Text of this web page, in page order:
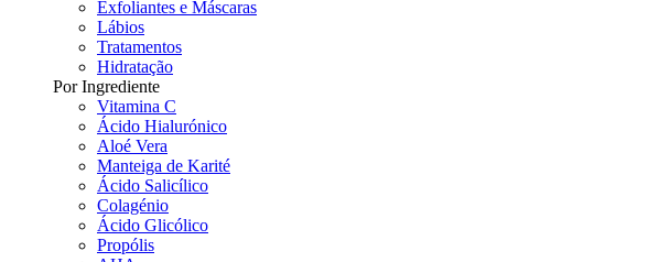
Exfoliantes e Máscaras
Lábios
Tratamentos
Hidratação
Por Ingrediente
Vitamina C
Ácido Hialurónico
Aloé Vera
Manteiga de Karité
Ácido Salicílico
Colagénio
Ácido Glicólico
Propólis